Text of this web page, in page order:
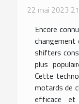
22 mai 2023
Encore
shifters
plus
Cette
motards de
efficace et